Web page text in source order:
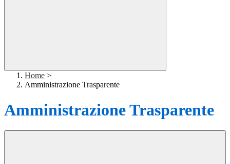
Home >
Amministrazione Trasparente
Amministrazione Trasparente